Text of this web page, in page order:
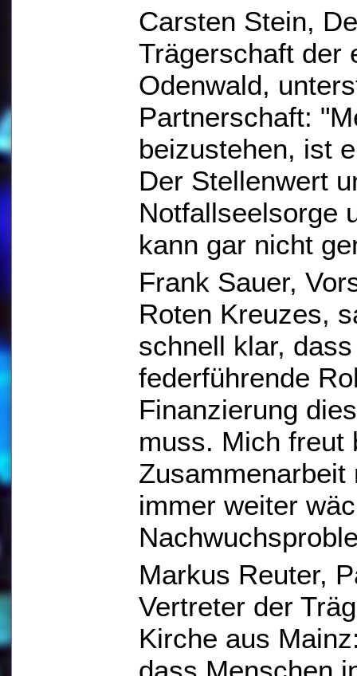
Carsten Stein,
Trägerschaft der
Odenwald,
Partnerschaft:
beizustehen, ist
Der Stellenwert
Notfallseelsorge
kann gar nicht
Frank Sauer,
Roten Kreuzes,
schnell klar,
federführende
Finanzierung
muss. Mich freut
immer weiter
Markus Reuter,
Vertreter der
Kirche aus